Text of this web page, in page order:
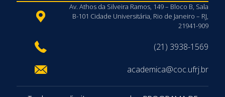
Av. Athos da Silveira Ramos, 149 – Bloco B, Sala
B-101 Cidade Universitária, Rio de Janeiro – RJ,
21941-909
(21) 3938-1569
academica@coc.ufrj.br